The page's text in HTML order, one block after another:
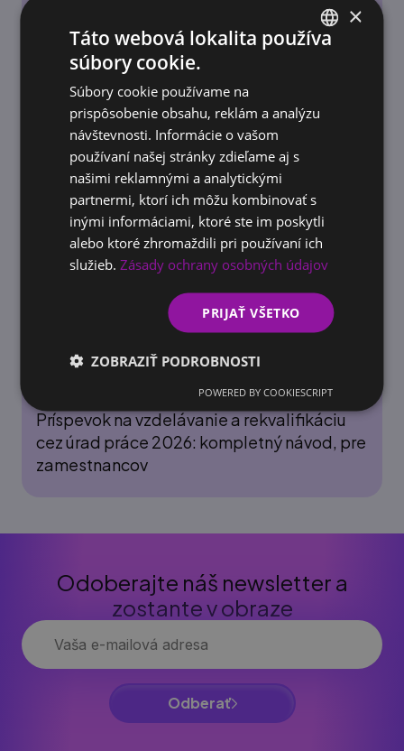
ACADEMY
AI školenie pre firmy: Načo je dobré a ako
pomôže vašej firme rásť
Príspevok na vzdelávanie a rekvalifikáciu
cez úrad práce 2026: kompletný návod, pre
zamestnancov
Odoberajte náš newsletter a
zostante v obraze
Odberať
×
Táto webová lokalita používa
súbory cookie.
Súbory cookie používame na
prispôsobenie obsahu, reklám a analýzu
návštevnosti. Informácie o vašom
používaní našej stránky zdieľame aj s
našimi reklamnými a analytickými
partnermi, ktorí ich môžu kombinovať s
inými informáciami, ktoré ste im poskytli
alebo ktoré zhromaždili pri používaní ich
služieb.Zásady ochrany osobných údajov
PRIJAŤ VŠETKO
ZOBRAZIŤ PODROBNOSTI
POWERED BY COOKIESCRIPT